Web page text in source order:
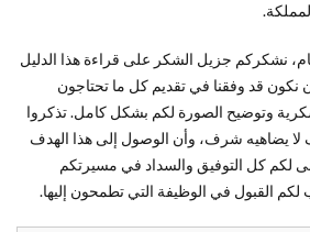
نشكركم جزيل الشكر على قراءة هذا الدليل
نكون قد وفقنا في تقديم كل ما تحتاجون
وتوضيح الصورة لكم بشكل كامل. تذكروا
يضاهيه شرف، وأن الوصول إلى هذا الهدف
لكم كل التوفيق والسداد في مسيرتكم
لكم القبول في الوظيفة التي تطمحون إليها.